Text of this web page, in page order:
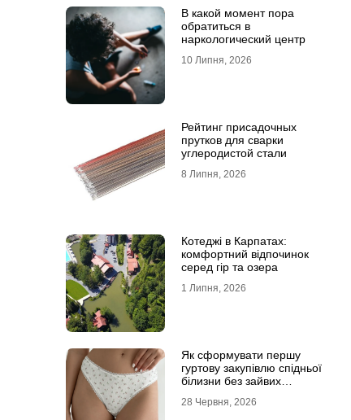
В какой момент пора
обратиться в
наркологический центр
10 Липня, 2026
Рейтинг присадочных
прутков для сварки
углеродистой стали
8 Липня, 2026
Котеджі в Карпатах:
комфортний відпочинок
серед гір та озера
1 Липня, 2026
Як сформувати першу
гуртову закупівлю спідньої
білизни без зайвих
28 Червня, 2026